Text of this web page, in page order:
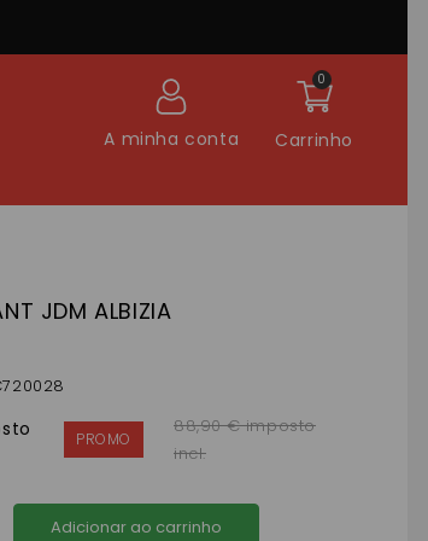
Carrinho
0
A minha conta
JDM ALBIZIA
88,90 € imposto
incl.
Adicionar ao carrinho